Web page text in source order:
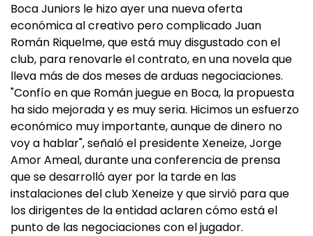
Boca Juniors le hizo ayer una nueva oferta
económica al creativo pero complicado Juan
Román Riquelme, que está muy disgustado con el
club, para renovarle el contrato, en una novela que
lleva más de dos meses de arduas negociaciones.
"Confío en que Román juegue en Boca, la propuesta
ha sido mejorada y es muy seria. Hicimos un esfuerzo
económico muy importante, aunque de dinero no
voy a hablar", señaló el presidente Xeneize, Jorge
Amor Ameal, durante una conferencia de prensa
que se desarrolló ayer por la tarde en las
instalaciones del club Xeneize y que sirvió para que
los dirigentes de la entidad aclaren cómo está el
punto de las negociaciones con el jugador.